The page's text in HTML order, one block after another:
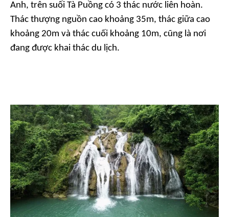
Anh, trên suối Tà Puồng có 3 thác nước liên hoàn.
Thác thượng nguồn cao khoảng 35m, thác giữa cao
khoảng 20m và thác cuối khoảng 10m, cũng là nơi
đang được khai thác du lịch.